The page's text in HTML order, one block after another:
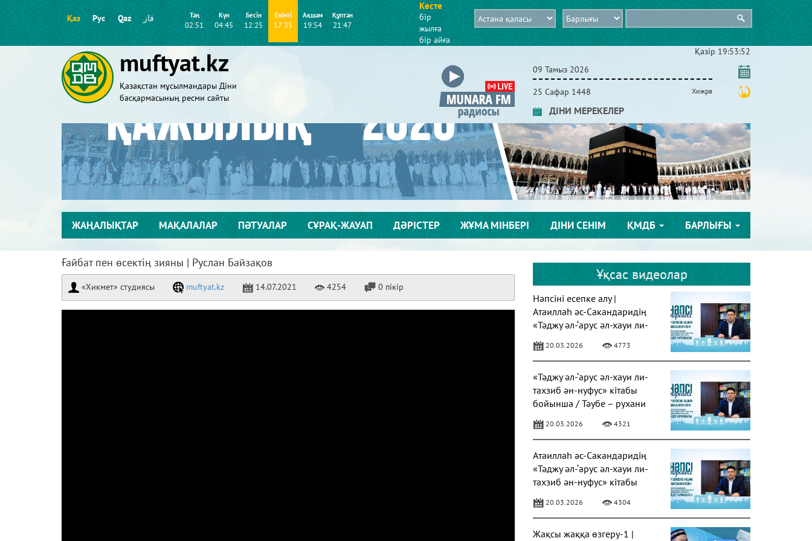
Қаз Рус Qaz قاز Таң
02:51
Күн
04:45
Бесін
12:25
Екінті
17:35
Ақшам
19:54
Құптан
21:47
Кесте
бір
жылға
бір айға
muftyat.kz
Қазақстан мұсылмандары Діни
басқармасының ресми сайты
Қазір 19:53:52
09 Тамыз 2026
25 Сафар 1448 Хижра
ДІНИ МЕРЕКЕЛЕР
ЖАҢАЛЫҚТАР МАҚАЛАЛАР ПӘТУАЛАР СҰРАҚ-ЖАУАП ДӘРІСТЕР ЖҰМА МІНБЕРІ ДІНИ СЕНІМ ҚМДБ БАРЛЫҒЫ
Ғайбат пен өсектің зияны | Руслан Байзақов
«Хикмет» студиясы muftyat.kz 14.07.2021 4254 0 пікір
Ұқсас видеолар
Нәпсіні есепке алу |
Атаиллаһ әс-Сакандаридің
«Тәджу әл-‘арус әл-хауи ли-
20.03.2026 4773
«Тәджу әл-‘арус әл-хауи ли-
тахзиб ән-нуфус» кітабы
бойынша / Тәубе – рухани
20.03.2026 4321
Атаиллаһ әс-Сакандаридің
«Тәджу әл-‘арус әл-хауи ли-
тахзиб ән-нуфус» кітабы
20.03.2026 4304
Жақсы жаққа өзгеру-1 |